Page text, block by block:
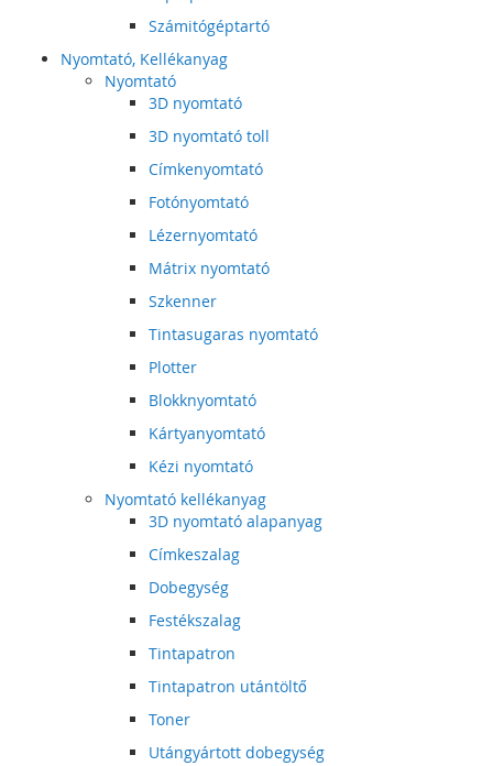
Számitógéptartó
Nyomtató, Kellékanyag
Nyomtató
3D nyomtató
3D nyomtató toll
Címkenyomtató
Fotónyomtató
Lézernyomtató
Mátrix nyomtató
Szkenner
Tintasugaras nyomtató
Plotter
Blokknyomtató
Kártyanyomtató
Kézi nyomtató
Nyomtató kellékanyag
3D nyomtató alapanyag
Címkeszalag
Dobegység
Festékszalag
Tintapatron
Tintapatron utántöltő
Toner
Utángyártott dobegység